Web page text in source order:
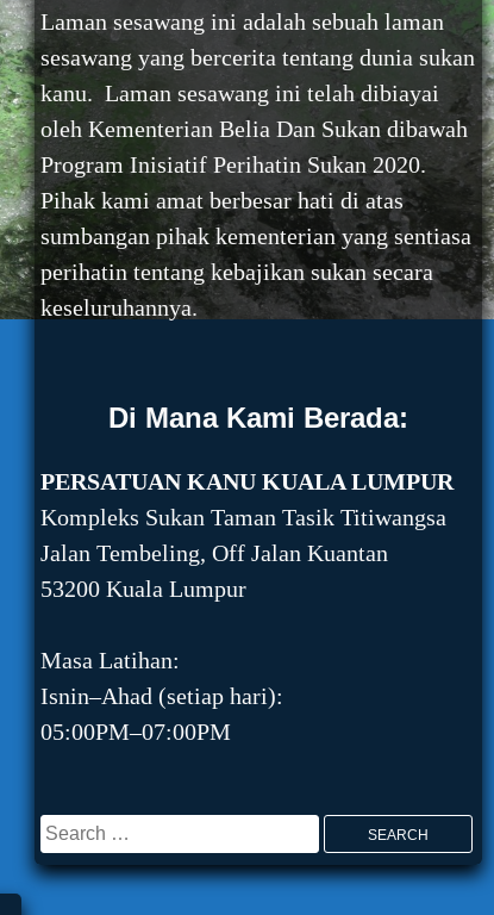
Laman sesawang ini adalah sebuah laman
sesawang yang bercerita tentang dunia sukan
kanu. Laman sesawang ini telah dibiayai
oleh Kementerian Belia Dan Sukan dibawah
Program Inisiatif Perihatin Sukan 2020.
Pihak kami amat berbesar hati di atas
sumbangan pihak kementerian yang sentiasa
perihatin tentang kebajikan sukan secara
keseluruhannya.
Di Mana Kami Berada:
PERSATUAN KANU KUALA LUMPUR
Kompleks Sukan Taman Tasik Titiwangsa
Jalan Tembeling, Off Jalan Kuantan
53200 Kuala Lumpur
Masa Latihan:
Isnin–Ahad (setiap hari):
05:00PM–07:00PM